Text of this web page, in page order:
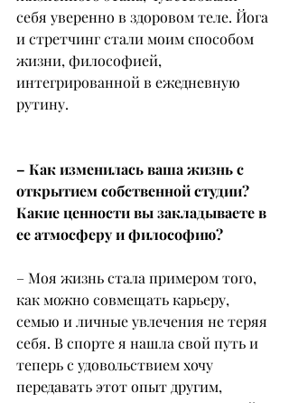
себя уверенно в здоровом теле. Йога
и стретчинг стали моим способом
жизни, философией,
интегрированной в ежедневную
рутину.
– Как изменилась ваша жизнь с
открытием собственной студии?
Какие ценности вы закладываете в
ее атмосферу и философию?
– Моя жизнь стала примером того,
как можно совмещать карьеру,
семью и личные увлечения не теряя
себя. В спорте я нашла свой путь и
теперь с удовольствием хочу
передавать этот опыт другим,